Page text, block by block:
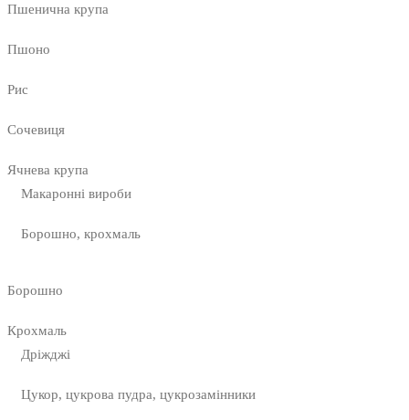
Пшенична крупа
Пшоно
Рис
Сочевиця
Ячнева крупа
Макаронні вироби
Борошно, крохмаль
Борошно
Крохмаль
Дріжджі
Цукор, цукрова пудра, цукрозамінники